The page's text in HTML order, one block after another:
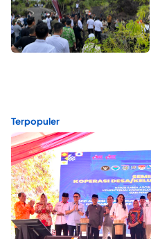
Terpopuler